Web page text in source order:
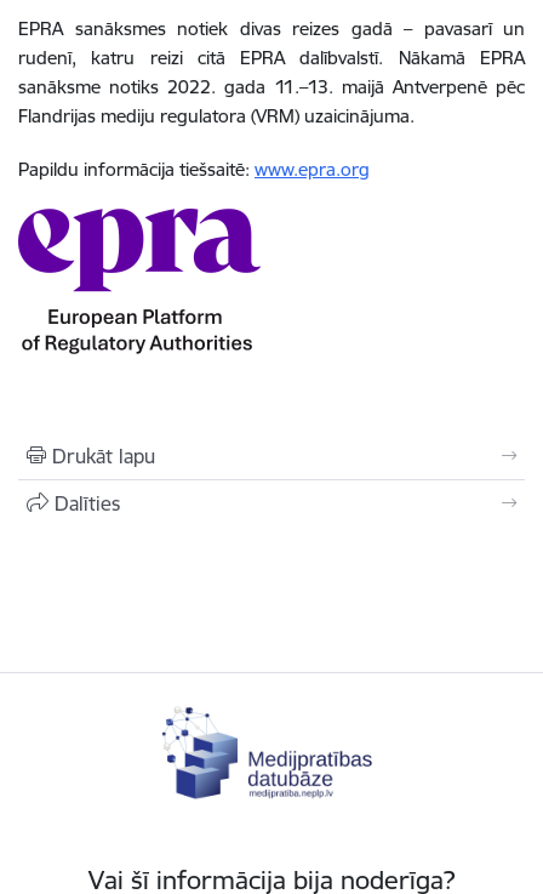
EPRA sanāksmes notiek divas reizes gadā – pavasarī un
rudenī, katru reizi citā EPRA dalībvalstī. Nākamā EPRA
sanāksme notiks 2022. gada 11.–13. maijā Antverpenē pēc
Flandrijas mediju regulatora (VRM) uzaicinājuma.
Papildu informācija tiešsaitē: www.epra.org
Drukāt lapu
Dalīties
Vai šī informācija bija noderīga?